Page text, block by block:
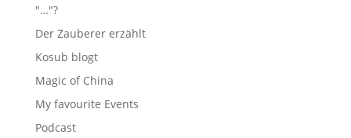
"…"?
Der Zauberer erzählt
Kosub blogt
Magic of China
My favourite Events
Podcast